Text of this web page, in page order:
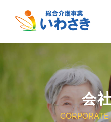
content
会